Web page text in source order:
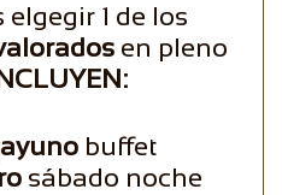
1 de los
en pleno
buffet
sábado noche